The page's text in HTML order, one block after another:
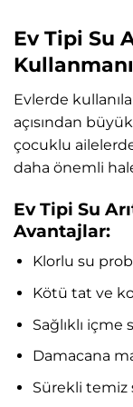
Ev Tipi Su
Evlerde
açısından
çocuklu
daha önemli
Ev Tipi Su
Avantajlar:
Klorlu su
Kötü tat ve
Sağlıklı içme
Damacana
Sürekli temiz